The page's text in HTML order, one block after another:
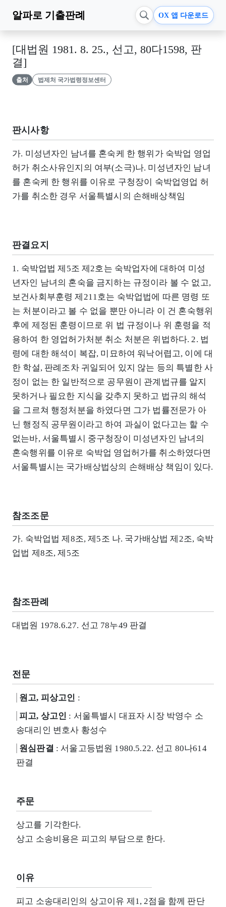
알파로 기출판례 OX 앱 다운로드
[대법원 1981. 8. 25., 선고, 80다1598, 판
결]
출처 법제처 국가법령정보센터
판시사항
가. 미성년자인 남녀를 혼숙케 한 행위가 숙박업 영업
허가 취소사유인지의 여부(소극)나. 미성년자인 남녀
를 혼숙케 한 행위를 이유로 구청장이 숙박업영업 허
가를 취소한 경우 서울특별시의 손해배상책임
판결요지
1. 숙박업법 제5조 제2호는 숙박업자에 대하여 미성
년자인 남녀의 혼숙을 금지하는 규정이라 볼 수 없고,
보건사회부훈령 제211호는 숙박업법에 따른 명령 또
는 처분이라고 볼 수 없을 뿐만 아니라 이 건 혼숙행위
후에 제정된 훈령이므로 위 법 규정이나 위 훈령을 적
용하여 한 영업허가처분 취소 처분은 위법하다. 2. 법
령에 대한 해석이 복잡, 미묘하여 워낙어렵고, 이에 대
한 학설, 판례조차 귀일되어 있지 않는 등의 특별한 사
정이 없는 한 일반적으로 공무원이 관계법규를 알지
못하거나 필요한 지식을 갖추지 못하고 법규의 해석
을 그르쳐 행정처분을 하였다면 그가 법률전문가 아
닌 행정직 공무원이라고 하여 과실이 없다고는 할 수
없는바, 서울특별시 중구청장이 미성년자인 남녀의
혼숙행위를 이유로 숙박업 영업허가를 취소하였다면
서울특별시는 국가배상법상의 손해배상 책임이 있다.
참조조문
가. 숙박업법 제8조, 제5조 나. 국가배상법 제2조, 숙박
업법 제8조, 제5조
참조판례
대법원 1978.6.27. 선고 78누49 판결
전문
원고, 피상고인 :
피고, 상고인 : 서울특별시 대표자 시장 박영수 소
송대리인 변호사 황성수
원심판결 : 서울고등법원 1980.5.22. 선고 80나614
판결
주문
상고를 기각한다.
상고 소송비용은 피고의 부담으로 한다.
이유
피고 소송대리인의 상고이유 제1, 2점을 함께 판단